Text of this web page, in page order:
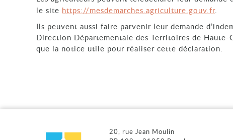
le site https://mesdemarches.agriculture.gouv.fr.
Ils peuvent aussi faire parvenir leur demande
Direction Départementale des Territoires de
que la notice utile pour réaliser cette déclaration.
20, rue Jean Moulin